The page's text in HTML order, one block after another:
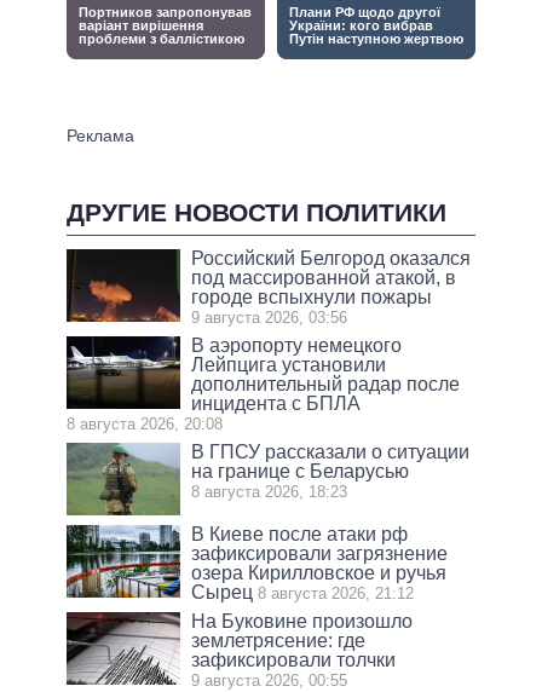
ДРУГИЕ НОВОСТИ ПОЛИТИКИ
Российский Белгород оказался
под массированной атакой, в
городе вспыхнули пожары
9 августа 2026, 03:56
В аэропорту немецкого
Лейпцига установили
дополнительный радар после
инцидента с БПЛА
8 августа 2026, 20:08
В ГПСУ рассказали о ситуации
на границе с Беларусью
8 августа 2026, 18:23
В Киеве после атаки рф
зафиксировали загрязнение
озера Кирилловское и ручья
Сырец 8 августа 2026, 21:12
На Буковине произошло
землетрясение: где
зафиксировали толчки
9 августа 2026, 00:55